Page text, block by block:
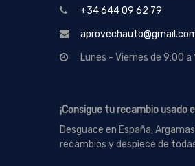
+34 644 09 62 79
Lunes - Viernes de 9:00 a
¡Consigue tu recambio usado
Desguace en España,
recambios y despiece de